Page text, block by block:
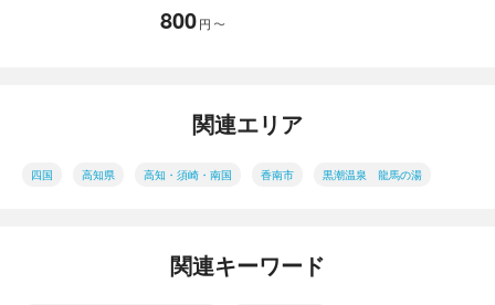
800円 〜
関連エリア
四国 高知県 高知・須崎・南国 香南市 黒潮温泉 龍馬の湯
関連キーワード